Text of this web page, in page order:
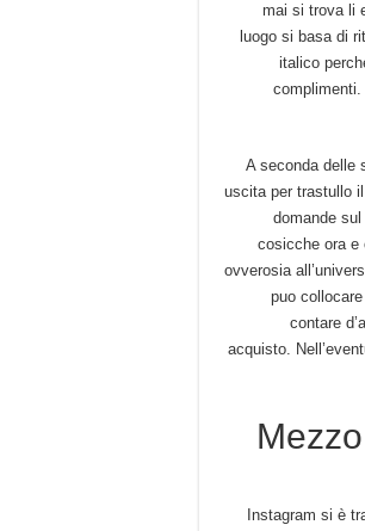
mai si trova li
luogo si basa di
italico
complimenti.
A seconda delle
uscita per trastullo
domande
cosicche ora e
ovverosia
puo
contare
acquisto.
Instagram si è